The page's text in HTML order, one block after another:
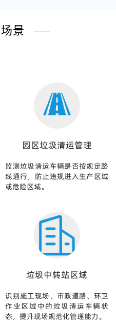
景
园区垃圾清运管理
监测垃圾清运车辆是否按规定路
线通行，防止违规进入生产区域
或危险区域。
垃圾中转站区域
识别施工现场、市政道路、环卫
作业区域中的垃圾清运车辆状
态，提升现场规范化管理能力。